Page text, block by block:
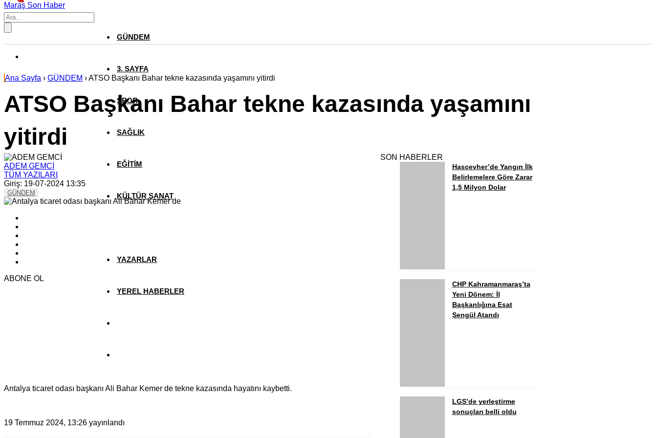
Maraş Son Haber
GÜNDEM
3. SAYFA
SPOR
SAĞLIK
EĞİTİM
KÜLTÜR SANAT
YAZARLAR
YEREL HABERLER
Ana Sayfa › GÜNDEM ›ATSO Başkanı Bahar tekne kazasında yaşamını yitirdi
ATSO Başkanı Bahar tekne kazasında yaşamını
yitirdi
ADEM GEMCİ
TÜM YAZILARI
Giriş: 19-07-2024 13:35
GÜNDEM
ABONE OL
Antalya ticaret odası başkanı Ali Bahar Kemer de tekne kazasında hayatını kaybetti.
19 Temmuz 2024, 13:26 yayınlandı
SON HABERLER
Hascevher’de Yangın İlk
Belirlemelere Göre Zarar
1,5 Milyon Dolar
CHP Kahramanmaraş’ta
Yeni Dönem: İl
Başkanlığına Esat
Şengül Atandı
LGS’de yerleştirme
sonuçları belli oldu